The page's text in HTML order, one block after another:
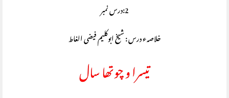
2:درس نمبر
خلاصہء درس : شیخ ابوکلیم فیضی الغاط
تیسرا و چوتھا سال